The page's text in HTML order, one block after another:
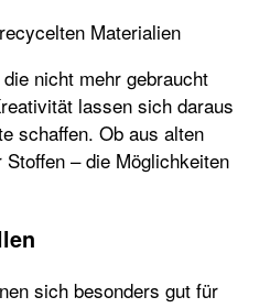
nicht mehr gebraucht
lassen sich daraus
schaffen. Ob aus alten
– die Möglichkeiten
sich besonders gut für